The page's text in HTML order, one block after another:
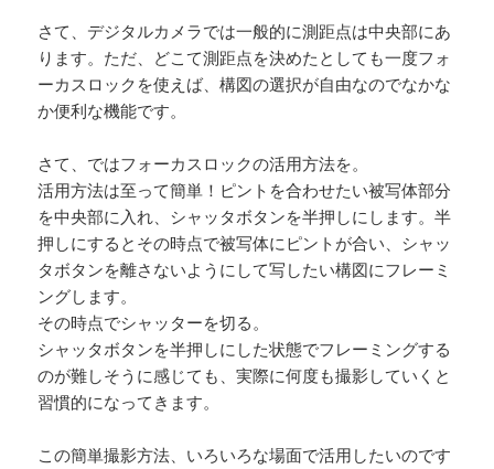
さて、デジタルカメラでは一般的に測距点は中央部にあ
ります。ただ、どこて測距点を決めたとしても一度フォ
ーカスロックを使えば、構図の選択が自由なのでなかな
か便利な機能です。
さて、ではフォーカスロックの活用方法を。
活用方法は至って簡単！ピントを合わせたい被写体部分
を中央部に入れ、シャッタボタンを半押しにします。半
押しにするとその時点で被写体にピントが合い、シャッ
タボタンを離さないようにして写したい構図にフレーミ
ングします。
その時点でシャッターを切る。
シャッタボタンを半押しにした状態でフレーミングする
のが難しそうに感じても、実際に何度も撮影していくと
習慣的になってきます。
この簡単撮影方法、いろいろな場面で活用したいのです